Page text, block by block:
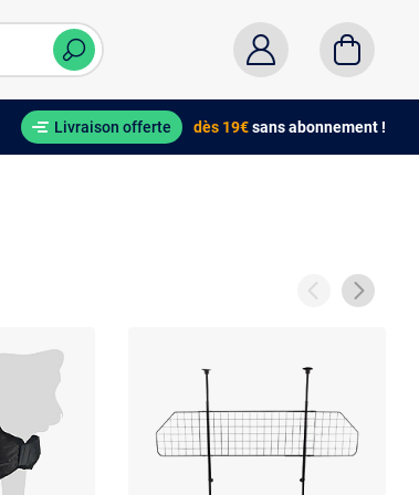
Livraison offerte dès 19€sans abonnement !